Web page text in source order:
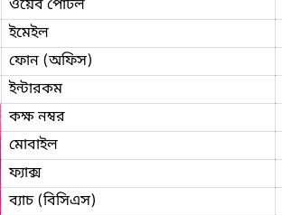
ওয়েব পোর্টল
ইমেইল
ফোন (অফিস)
ইন্টারকম
কক্ষ নম্বর
মোবাইল
ফ্যাক্স
ব্যাচ (বিসিএস)